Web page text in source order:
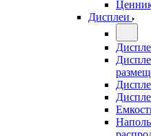
Дисплеи